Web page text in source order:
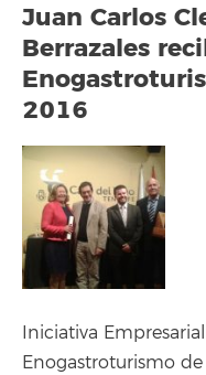
Juan Carlos
Berrazales
2016
Iniciativa
Enogastroturismo